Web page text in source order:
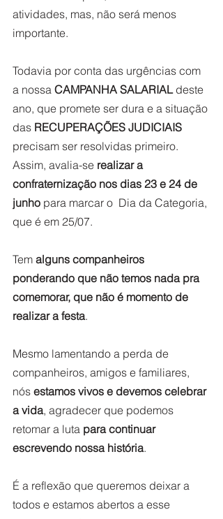
atividades, mas, não será menos
importante.
Todavia por conta das urgências com
a nossa CAMPANHA SALARIAL deste
ano, que promete ser dura e a situação
das RECUPERAÇÕES JUDICIAIS
precisam ser resolvidas primeiro.
Assim, avalia-se realizar a
confraternização nos dias 23 e 24 de
junho para marcar o  Dia da Categoria,
que é em 25/07.
Tem alguns companheiros
ponderando que não temos nada pra
comemorar, que não é momento de
realizar a festa.
Mesmo lamentando a perda de
companheiros, amigos e familiares,
nós estamos vivos e devemos celebrar
a vida, agradecer que podemos
retomar a luta para continuar
escrevendo nossa história.
É a reflexão que queremos deixar a
todos e estamos abertos a esse